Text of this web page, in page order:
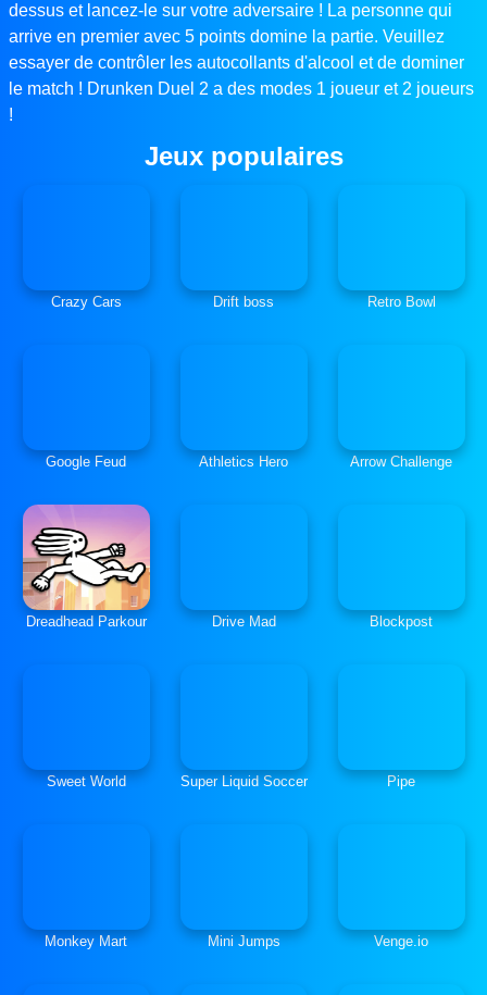
dessus et lancez-le sur votre adversaire ! La personne qui
arrive en premier avec 5 points domine la partie. Veuillez
essayer de contrôler les autocollants d'alcool et de dominer
le match ! Drunken Duel 2 a des modes 1 joueur et 2 joueurs
!
Jeux populaires
Crazy Cars Drift boss Retro Bowl
Google Feud Athletics Hero Arrow Challenge
Dreadhead Parkour Drive Mad Blockpost
Sweet World Super Liquid Soccer Pipe
Monkey Mart Mini Jumps Venge.io